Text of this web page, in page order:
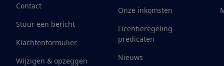
Contact
Stuur een bericht
Klachtenformulier
Wijzigen & opzeggen
Onze inkomsten
Licentieregeling
predicaten
Nieuws